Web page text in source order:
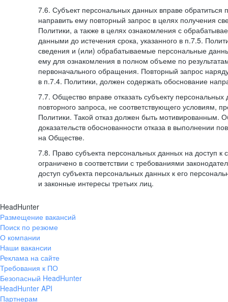
7.6. Субъект персональных данных вправе обратиться
направить ему повторный запрос в целях получения
Политики, а также в целях ознакомления с
данными до истечения срока, указанного в п.7.5.
сведения и (или) обрабатываемые персональные
ему для ознакомления в полном объеме по
первоначального обращения. Повторный запрос
в п.7.4. Политики, должен содержать обоснование
7.7. Общество вправе отказать субъекту
повторного запроса, не соответствующего условиям,
Политики. Такой отказ должен быть мотивированным.
доказательств обоснованности отказа в выполнении
на Обществе.
7.8. Право субъекта персональных данных на доступ
ограничено в соответствии с требованиями
доступ субъекта персональных данных к его
и законные интересы третьих лиц.
HeadHunter
Размещение вакансий
Поиск по резюме
О компании
Наши вакансии
Реклама на сайте
Требования к ПО
Безопасный HeadHunter
HeadHunter API
Партнерам